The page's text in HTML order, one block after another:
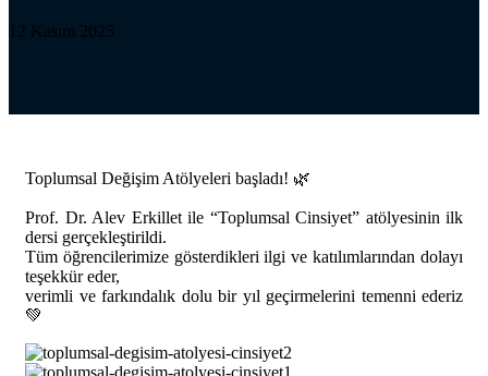
12 Kasım 2025
Toplumsal Değişim Atölyeleri başladı! 🌿
Prof. Dr. Alev Erkillet ile “Toplumsal Cinsiyet” atölyesinin ilk
dersi gerçekleştirildi.
Tüm öğrencilerimize gösterdikleri ilgi ve katılımlarından dolayı
teşekkür eder,
verimli ve farkındalık dolu bir yıl geçirmelerini temenni ederiz
💚